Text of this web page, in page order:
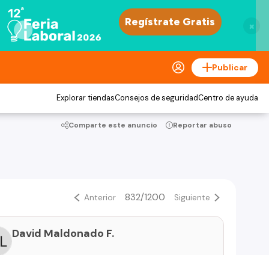
×
Publicar
Explorar tiendasConsejos de seguridadCentro de ayuda
Comparte este anuncio Reportar abuso
Anterior 832/1200 Siguiente
David Maldonado F.